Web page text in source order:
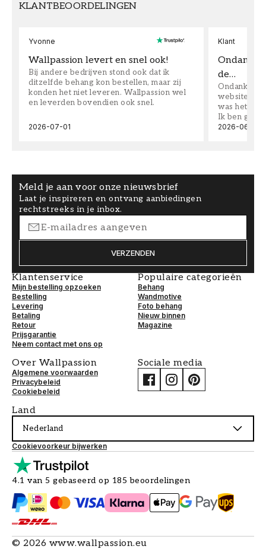
KLANTBEOORDELINGEN
Yvonne
Wallpassion levert en snel ook!
Bij andere bedrijven stond ook dat ik
ditzelfde behang kon bestellen, maar zij
konden het niet leveren. Wallpassion wel
en leverden bovendien ook snel.
2026-07-01
Klant
Ondanks
de…
Ondanks
website
was het
Ik ben
2026-06-08
Meld je aan voor onze nieuwsbrief
Laat je inspireren en ontvang aanbiedingen
rechtstreeks in je inbox.
VERZENDEN
Klantenservice
Mijn bestelling opzoeken
Bestelling
Levering
Betaling
Retour
Prijsgarantie
Neem contact met ons op
Populaire categorieën
Behang
Wandmotive
Foto behang
Nieuw binnen
Magazine
Over Wallpassion
Algemene voorwaarden
Privacybeleid
Cookiebeleid
Sociale media
Land
Nederland
Cookievoorkeur bijwerken
4.1 van 5 gebaseerd op 185 beoordelingen
© 2026 www.wallpassion.eu